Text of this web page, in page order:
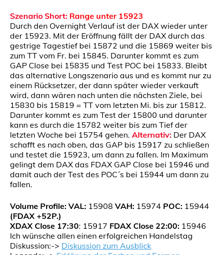
Szenario Short: Range unter 15923
Durch den Overnight Verlauf ist der DAX wieder unter
der 15923. Mit der Eröffnung fällt der DAX durch das
gestrige Tagestief bei 15872 und die 15869 weiter bis
zum TT vom Fr. bei 15845. Darunter kommt es zum
GAP Close bei 15835 und Test POC bei 15833. Bleibt
das alternative Longszenario aus und es kommt nur zu
einem Rücksetzer, der dann später wieder verkauft
wird, dann wären nach unten die nächsten Ziele, bei
15830 bis 15819 = TT vom letzten Mi. bis zur 15812.
Darunter kommt es zum Test der 15800 und darunter
kann es durch die 15782 weiter bis zum Tief der
letzten Woche bei 15754 gehen. Alternativ: Der DAX
schafft es nach oben, das GAP bis 15917 zu schließen
und testet die 15923, um dann zu fallen. Im Maximum
gelingt dem DAX das FDAX GAP Close bei 15946 und
damit auch der Test des POC´s bei 15944 um dann zu
fallen.
Volume Profile: VAL: 15908 VAH: 15974 POC: 15944
(FDAX +52P.)
XDAX Close 17:30: 15917 FDAX Close 22:00: 15946
Ich wünsche allen einen erfolgreichen Handelstag
Diskussion:-> Diskussion zum Ausblick